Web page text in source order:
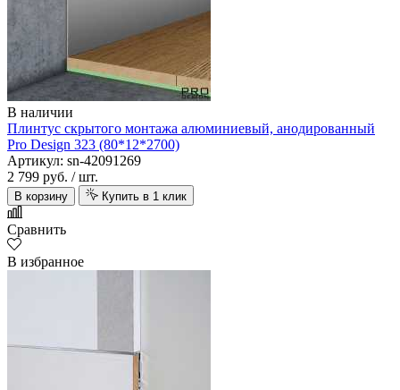
В наличии
Плинтус скрытого монтажа алюминиевый, анодированный
Pro Design 323 (80*12*2700)
Артикул: sn-42091269
2 799 руб. / шт.
В корзину Купить в 1 клик
Сравнить
В избранное